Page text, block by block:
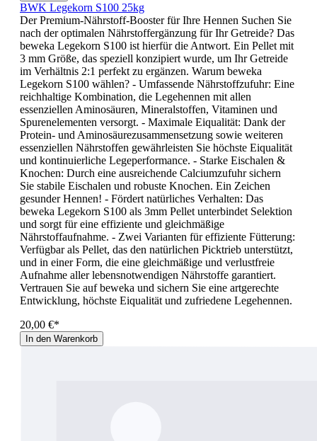
BWK Legekorn S100 25kg
Der Premium-Nährstoff-Booster für Ihre Hennen Suchen Sie
nach der optimalen Nährstoffergänzung für Ihr Getreide? Das
beweka Legekorn S100 ist hierfür die Antwort. Ein Pellet mit
3 mm Größe, das speziell konzipiert wurde, um Ihr Getreide
im Verhältnis 2:1 perfekt zu ergänzen. Warum beweka
Legekorn S100 wählen? - Umfassende Nährstoffzufuhr: Eine
reichhaltige Kombination, die Legehennen mit allen
essenziellen Aminosäuren, Mineralstoffen, Vitaminen und
Spurenelementen versorgt. - Maximale Eiqualität: Dank der
Protein- und Aminosäurezusammensetzung sowie weiteren
essenziellen Nährstoffen gewährleisten Sie höchste Eiqualität
und kontinuierliche Legeperformance. - Starke Eischalen &
Knochen: Durch eine ausreichende Calciumzufuhr sichern
Sie stabile Eischalen und robuste Knochen. Ein Zeichen
gesunder Hennen! - Fördert natürliches Verhalten: Das
beweka Legekorn S100 als 3mm Pellet unterbindet Selektion
und sorgt für eine effiziente und gleichmäßige
Nährstoffaufnahme. - Zwei Varianten für effiziente Fütterung:
Verfügbar als Pellet, das den natürlichen Picktrieb unterstützt,
und in einer Form, die eine gleichmäßige und verlustfreie
Aufnahme aller lebensnotwendigen Nährstoffe garantiert.
Vertrauen Sie auf beweka und sichern Sie eine artgerechte
Entwicklung, höchste Eiqualität und zufriedene Legehennen.
20,00 €*
In den Warenkorb